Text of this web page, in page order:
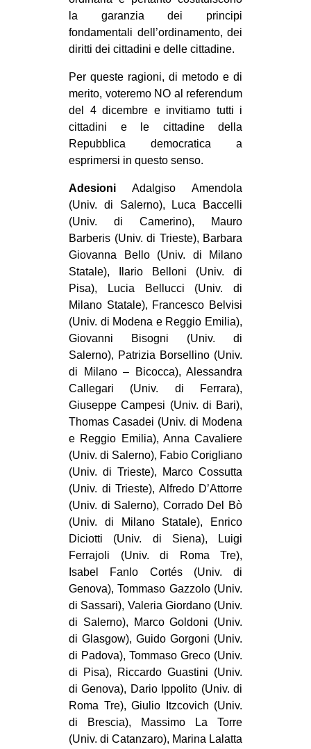
la garanzia dei principi
fondamentali dell’ordinamento, dei
diritti dei cittadini e delle cittadine.
Per queste ragioni, di metodo e di
merito, voteremo NO al referendum
del 4 dicembre e invitiamo tutti i
cittadini e le cittadine della
Repubblica democratica a
esprimersi in questo senso.
Adesioni Adalgiso Amendola
(Univ. di Salerno), Luca Baccelli
(Univ. di Camerino), Mauro
Barberis (Univ. di Trieste), Barbara
Giovanna Bello (Univ. di Milano
Statale), Ilario Belloni (Univ. di
Pisa), Lucia Bellucci (Univ. di
Milano Statale), Francesco Belvisi
(Univ. di Modena e Reggio Emilia),
Giovanni Bisogni (Univ. di
Salerno), Patrizia Borsellino (Univ.
di Milano – Bicocca), Alessandra
Callegari (Univ. di Ferrara),
Giuseppe Campesi (Univ. di Bari),
Thomas Casadei (Univ. di Modena
e Reggio Emilia), Anna Cavaliere
(Univ. di Salerno), Fabio Corigliano
(Univ. di Trieste), Marco Cossutta
(Univ. di Trieste), Alfredo D’Attorre
(Univ. di Salerno), Corrado Del Bò
(Univ. di Milano Statale), Enrico
Diciotti (Univ. di Siena), Luigi
Ferrajoli (Univ. di Roma Tre),
Isabel Fanlo Cortés (Univ. di
Genova), Tommaso Gazzolo (Univ.
di Sassari), Valeria Giordano (Univ.
di Salerno), Marco Goldoni (Univ.
di Glasgow), Guido Gorgoni (Univ.
di Padova), Tommaso Greco (Univ.
di Pisa), Riccardo Guastini (Univ.
di Genova), Dario Ippolito (Univ. di
Roma Tre), Giulio Itzcovich (Univ.
di Brescia), Massimo La Torre
(Univ. di Catanzaro), Marina Lalatta